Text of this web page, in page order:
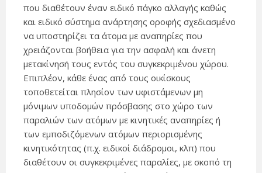
που διαθέτουν έναν ειδικό πάγκο αλλαγής καθώς
και ειδικό σύστημα ανάρτησης οροφής σχεδιασμένο
να υποστηρίζει τα άτομα με αναπηρίες που
χρειάζονται βοήθεια για την ασφαλή και άνετη
μετακίνησή τους εντός του συγκεκριμένου χώρου.
Επιπλέον, κάθε ένας από τους οικίσκους
τοποθετείται πλησίον των υφιστάμενων μη
μόνιμων υποδομών πρόσβασης στο χώρο των
παραλιών των ατόμων με κινητικές αναπηρίες ή
των εμποδιζόμενων ατόμων περιορισμένης
κινητικότητας (π.χ. ειδικοί διάδρομοι, κλπ) που
διαθέτουν οι συγκεκριμένες παραλίες, με σκοπό τη